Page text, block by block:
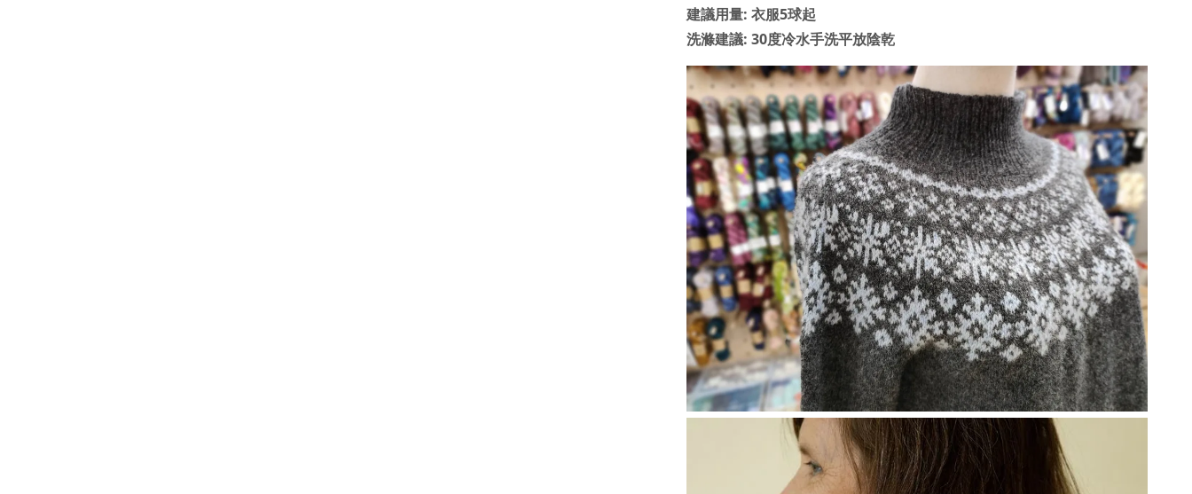
建議用量: 衣服5球起
洗滌建議: 30度冷水手洗平放陰乾